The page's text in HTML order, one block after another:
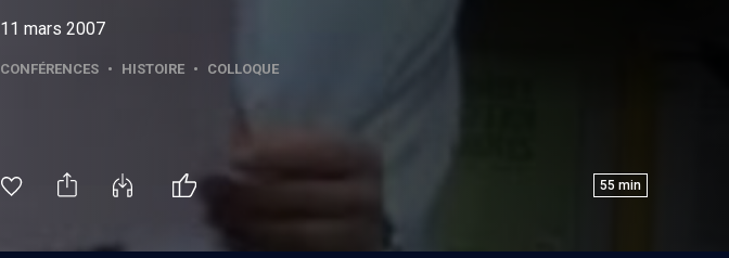
11 mars 2007
CONFÉRENCES • HISTOIRE • COLLOQUE
55 min